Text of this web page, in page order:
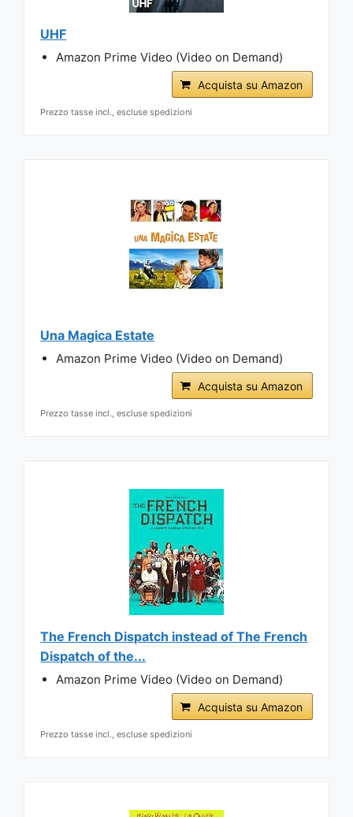
UHF
Amazon Prime Video (Video on Demand)
Acquista su Amazon
Prezzo tasse incl., escluse spedizioni
Una Magica Estate
Amazon Prime Video (Video on Demand)
Acquista su Amazon
Prezzo tasse incl., escluse spedizioni
The French Dispatch instead of The French
Dispatch of the...
Amazon Prime Video (Video on Demand)
Acquista su Amazon
Prezzo tasse incl., escluse spedizioni